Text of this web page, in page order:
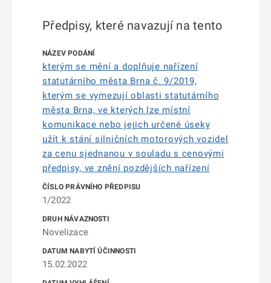
Předpisy, které navazují na tento
kterým se mění a doplňuje nařízení
statutárního města Brna č. 9/2019,
kterým se vymezují oblasti statutárního
města Brna, ve kterých lze místní
komunikace nebo jejich určené úseky
užít k stání silničních motorových vozidel
za cenu sjednanou v souladu s cenovými
předpisy, ve znění pozdějších nařízení
1/2022
Novelizace
15.02.2022